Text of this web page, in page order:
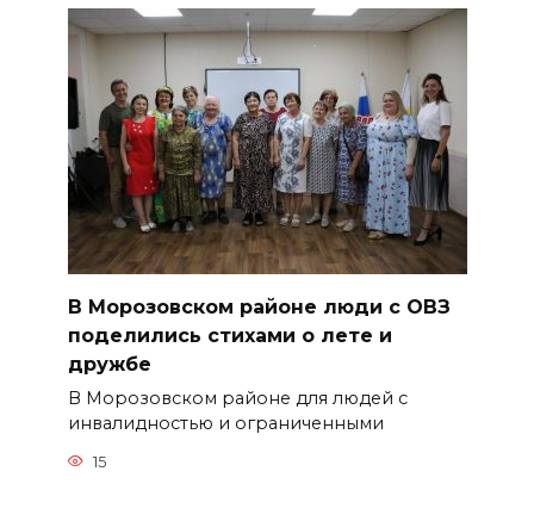
В Морозовском районе люди с ОВЗ
поделились стихами о лете и
дружбе
В Морозовском районе для людей с
инвалидностью и ограниченными
15